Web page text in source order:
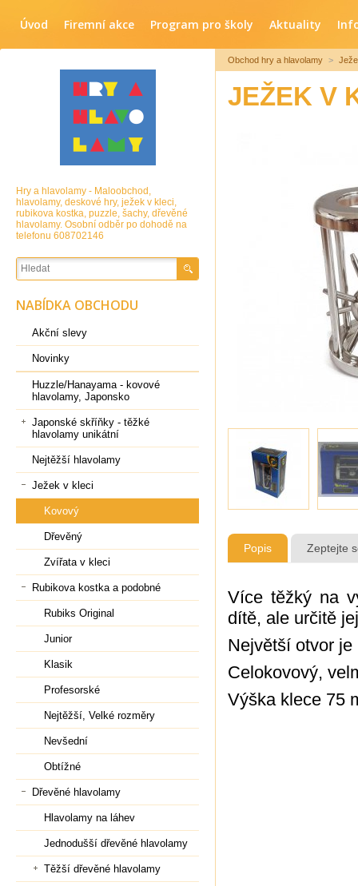
Úvod Firemní akce Program pro školy Aktuality
Obchod hry a hlavolamy >
JEŽEK V
Popis Zeptejte
Více těžký na
dítě, ale určitě
Největší otvor je
Celokovový,
Výška klece 75
Hry a hlavolamy - Maloobchod,
hlavolamy, deskové hry, ježek v kleci,
rubikova kostka, puzzle, šachy, dřevěné
hlavolamy. Osobní odběr po dohodě na
telefonu 608702146
NABÍDKA OBCHODU
Akční slevy
Novinky
Huzzle/Hanayama - kovové
hlavolamy, Japonsko
Japonské skříňky - těžké
hlavolamy unikátní
Nejtěžší hlavolamy
Ježek v kleci
Kovový
Dřevěný
Zvířata v kleci
Rubikova kostka a podobné
Rubiks Original
Junior
Klasik
Profesorské
Nejtěžší, Velké rozměry
Nevšední
Obtížné
Dřevěné hlavolamy
Hlavolamy na láhev
Jednodušší dřevěné hlavolamy
Těžší dřevěné hlavolamy